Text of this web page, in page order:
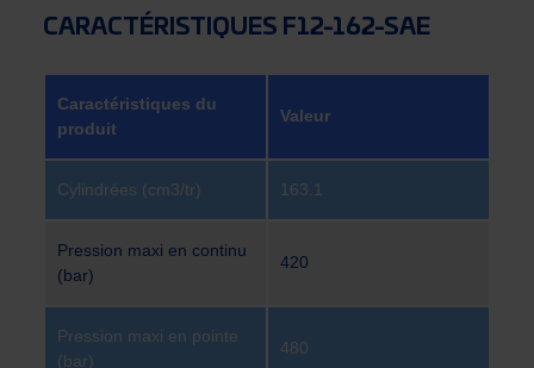
CARACTÉRISTIQUES F12-162-SAE
Caractéristiques du
produit
Valeur
Cylindrées (cm3/tr) 163.1
Pression maxi en continu
(bar)
420
Pression maxi en pointe
(bar)
480